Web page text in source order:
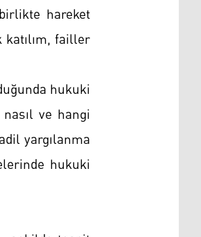
hareket
failler
hukuki
ve hangi
yargılanma
hukuki